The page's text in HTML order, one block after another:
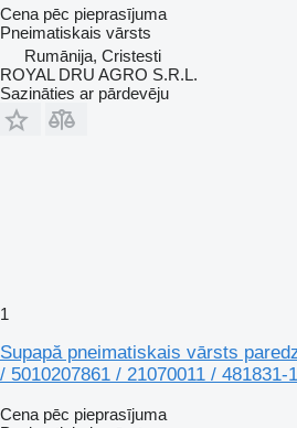
Cena pēc pieprasījuma
Pneimatiskais vārsts
Rumānija, Cristesti
ROYAL DRU AGRO S.R.L.
Sazināties ar pārdevēju
1
Supapă pneimatiskais vārsts
/ 5010207861 / 21070011 /
Cena pēc pieprasījuma